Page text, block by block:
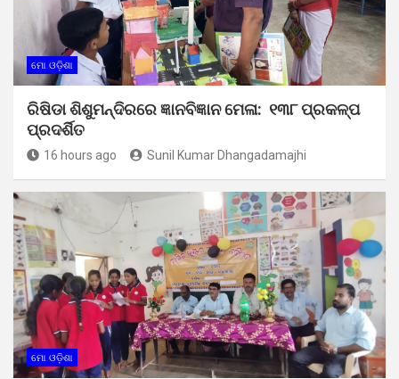
ମୋ ଓଡ଼ିଶା
ରିଷିଡା ଶିଶୁମନ୍ଦିରରେ ଜ୍ଞାନବିଜ୍ଞାନ ମେଳା: ୧୩୮ ପ୍ରକଳ୍ପ
ପ୍ରଦର୍ଶିତ
16 hours ago Sunil Kumar Dhangadamajhi
ମୋ ଓଡ଼ିଶା